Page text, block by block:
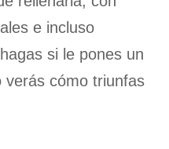
e incluso
si le pones un
verás cómo triunfas